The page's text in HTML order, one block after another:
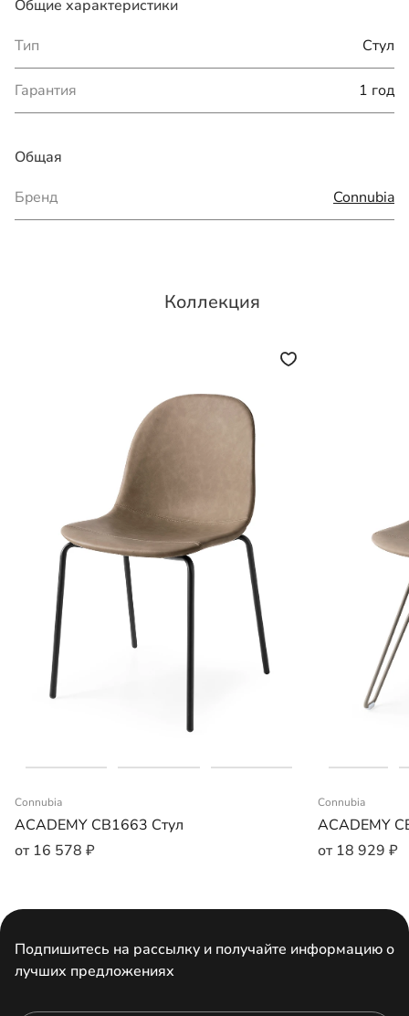
Общие характеристики
Тип
Стул
Гарантия 1 год
Общая
Бренд
Connubia
Коллекция
Connubia
ACADEMY CB1663 Стул
от 16 578 ₽
Connubia
ACADEMY
от 18 929 ₽
Подпишитесь на рассылку и получайте информацию о
лучших предложениях